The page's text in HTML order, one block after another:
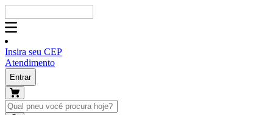
Insira seu CEP
Atendimento
Entrar